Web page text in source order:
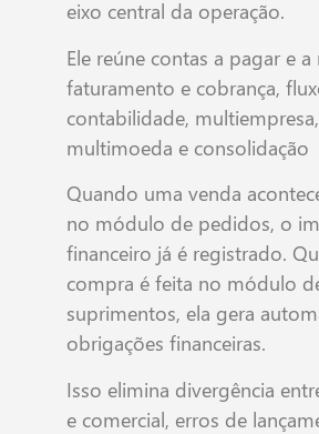
eixo central da operação.
Ele reúne contas a pagar e a
faturamento e cobrança,
contabilidade, multiempresa,
multimoeda e consolidação
Quando uma venda
no módulo de pedidos, o
financeiro já é registrado.
compra é feita no módulo
suprimentos, ela gera
obrigações financeiras.
Isso elimina divergência
e comercial, erros de